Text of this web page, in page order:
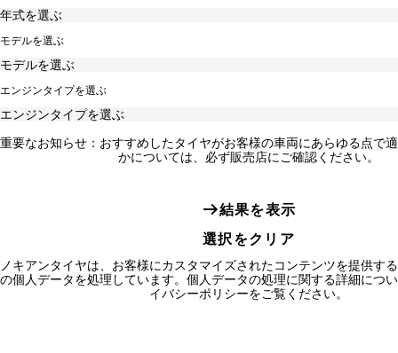
モデルを選ぶ
エンジンタイプを選ぶ
重要なお知らせ：おすすめしたタイヤがお客様の車両にあらゆる点で
かについては、必ず販売店にご確認ください。
結果を表示
選択をクリア
ノキアンタイヤは、お客様にカスタマイズされたコンテンツを提供す
の個人データを処理しています。個人データの処理に関する詳細につ
イバシーポリシーをご覧ください。